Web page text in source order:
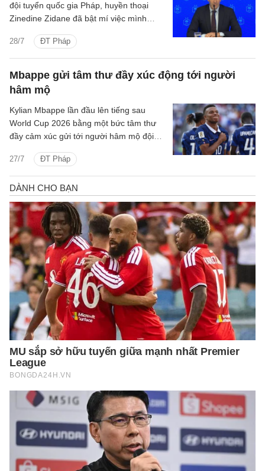
28/7 ĐT Pháp
đội tuyển quốc gia Pháp, huyền thoại
Zinedine Zidane đã bật mí việc mình
quãng thời gian 4, 5 năm vừa qua.
Mbappe gửi tâm thư đầy xúc động tới người
hâm mộ
27/7 ĐT Pháp
Kylian Mbappe lần đầu lên tiếng sau
World Cup 2026 bằng một bức tâm thư
đầy cảm xúc gửi tới người hâm mộ đội